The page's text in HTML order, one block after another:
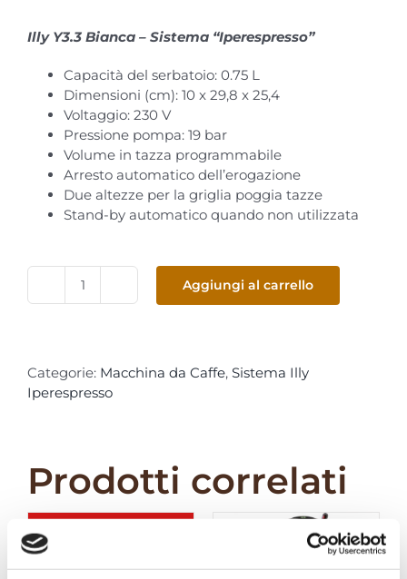
Illy Y3.3 Bianca – Sistema “Iperespresso”
Capacità del serbatoio: 0.75 L
Dimensioni (cm): 10 x 29,8 x 25,4
Voltaggio: 230 V
Pressione pompa: 19 bar
Volume in tazza programmabile
Arresto automatico dell’erogazione
Due altezze per la griglia poggia tazze
Stand-by automatico quando non utilizzata
Illy
Sistema
"Iperespresso"
Aggiungi al carrello
Categorie: Macchina da Caffe, Sistema Illy
Iperespresso
Prodotti correlati
Fuori stock